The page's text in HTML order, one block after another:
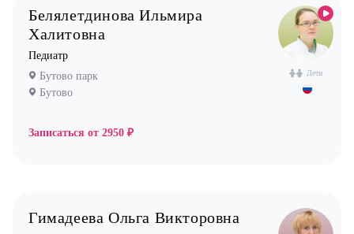
Нефролог
Ортопед
Остеопат
Офтальмолог (Окулист)
Пульмонолог
Дети
Белялетдинова Ильмира
Халитовна
Педиатр
Бутово парк
Бутово
Записаться от 2950 ₽
Гимадеева Ольга Викторовна